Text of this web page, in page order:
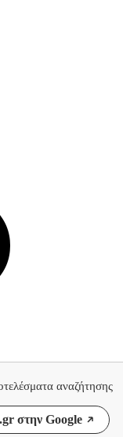
αναζήτησης
στην Google